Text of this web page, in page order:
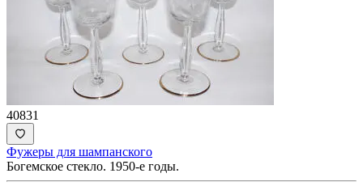
40831
Фужеры для шампанского
Богемское стекло. 1950-е годы.